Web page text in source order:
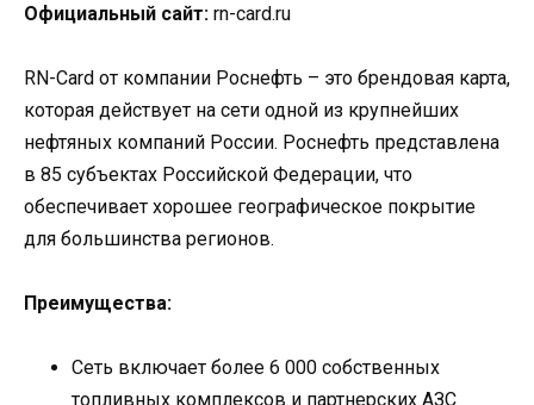
Официальный сайт: rn-card.ru
RN-Card от компании Роснефть – это брендовая карта,
которая действует на сети одной из крупнейших
нефтяных компаний России. Роснефть представлена
в 85 субъектах Российской Федерации, что
обеспечивает хорошее географическое покрытие
для большинства регионов.
Преимущества:
Сеть включает более 6 000 собственных
топливных комплексов и партнерских АЗС